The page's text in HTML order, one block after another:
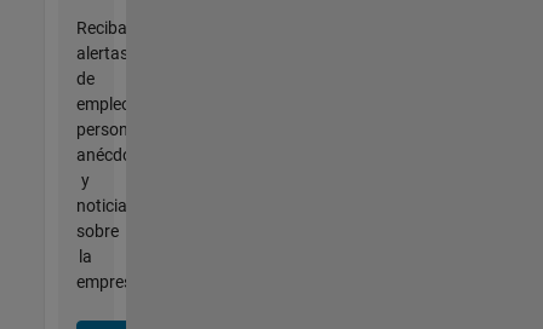
Reciba
alertas
de
empleo
personalizadas,
anécdotas
y
noticias
sobre
la
empresa.